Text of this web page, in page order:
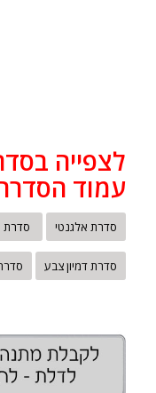
לצפייה
עמוד
סדרת אלגנטי סדרת
סדרת דמיון צבע